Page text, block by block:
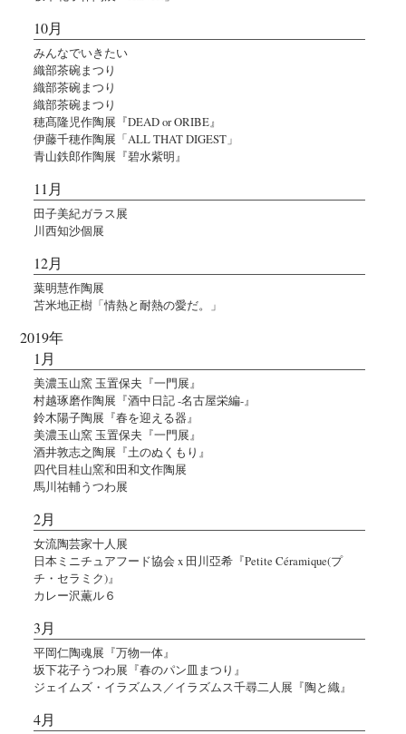
10月
みんなでいきたい
織部茶碗まつり
織部茶碗まつり
織部茶碗まつり
穂髙隆児作陶展『DEAD or ORIBE』
伊藤千穂作陶展「ALL THAT DIGEST」
青山鉄郎作陶展『碧水紫明』
11月
田子美紀ガラス展
川西知沙個展
12月
葉明慧作陶展
苫米地正樹「情熱と耐熱の愛だ。」
2019年
1月
美濃玉山窯 玉置保夫『一門展』
村越琢磨作陶展『酒中日記 -名古屋栄編-』
鈴木陽子陶展『春を迎える器』
美濃玉山窯 玉置保夫『一門展』
酒井敦志之陶展『土のぬくもり』
四代目桂山窯和田和文作陶展
馬川祐輔うつわ展
2月
女流陶芸家十人展
日本ミニチュアフード協会 x 田川亞希『Petite Céramique(プ
チ・セラミク)』
カレー沢薫ル６
3月
平岡仁陶魂展『万物一体』
坂下花子うつわ展『春のパン皿まつり』
ジェイムズ・イラズムス／イラズムス千尋二人展『陶と織』
4月